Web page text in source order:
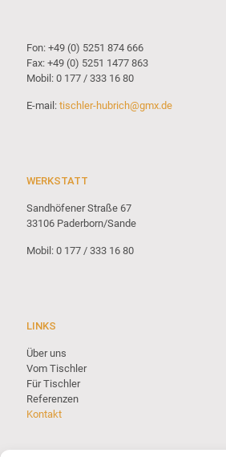
Fon: +49 (0) 5251 874 666
Fax: +49 (0) 5251 1477 863
Mobil: 0 177 / 333 16 80
E-mail: tischler-hubrich@gmx.de
WERKSTATT
Sandhöfener Straße 67
33106 Paderborn/Sande
Mobil: 0 177 / 333 16 80
LINKS
Über uns
Vom Tischler
Für Tischler
Referenzen
Kontakt